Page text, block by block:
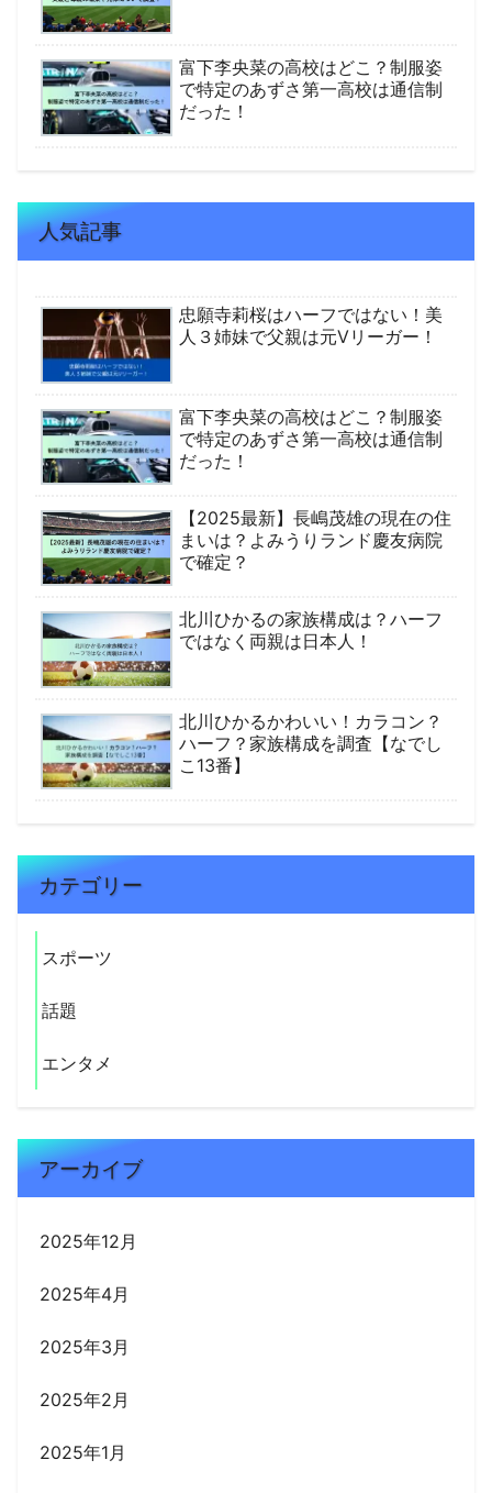
富下李央菜の高校はどこ？制服姿
で特定のあずさ第一高校は通信制
だった！
人気記事
忠願寺莉桜はハーフではない！美
人３姉妹で父親は元Vリーガー！
富下李央菜の高校はどこ？制服姿
で特定のあずさ第一高校は通信制
だった！
【2025最新】長嶋茂雄の現在の住
まいは？よみうりランド慶友病院
で確定？
北川ひかるの家族構成は？ハーフ
ではなく両親は日本人！
北川ひかるかわいい！カラコン？
ハーフ？家族構成を調査【なでし
こ13番】
カテゴリー
スポーツ
話題
エンタメ
アーカイブ
2025年12月
2025年4月
2025年3月
2025年2月
2025年1月